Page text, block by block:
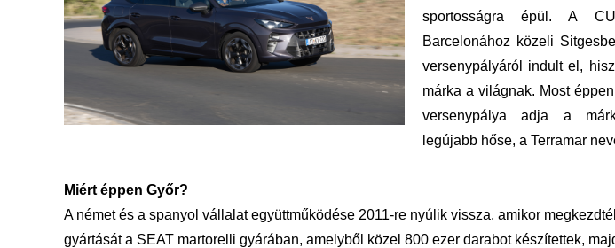
sportosságra épül. A
Barcelonához közeli
versenypályáról indult el,
márka a világnak. Most
versenypálya adja a
legújabb hőse, a Terramar
Miért éppen Győr?
A német és a spanyol vállalat együttműködése 2011-re nyúlik vissza, amikor
gyártását a SEAT martorelli gyárában, amelyből közel 800 ezer darabot készítettek,